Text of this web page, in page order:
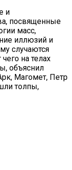
и
посвященные
масс,
иллюзий и
случаются
на телах
объяснил
Магомет, Петр
толпы,